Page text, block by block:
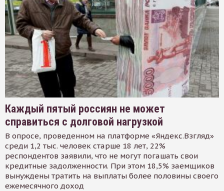
Каждый пятый россиян не может
справиться с долговой нагрузкой
В опросе, проведенном на платформе «Яндекс.Взгляд»
среди 1,2 тыс. человек старше 18 лет, 22%
респондентов заявили, что не могут погашать свои
кредитные задолженности. При этом 18,5% заемщиков
вынуждены тратить на выплаты более половины своего
ежемесячного доход